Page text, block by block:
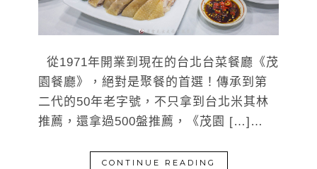
從1971年開業到現在的台北台菜餐廳《茂
園餐廳》，絕對是聚餐的首選！傳承到第
二代的50年老字號，不只拿到台北米其林
推薦，還拿過500盤推薦，《茂園 […]…
CONTINUE READING